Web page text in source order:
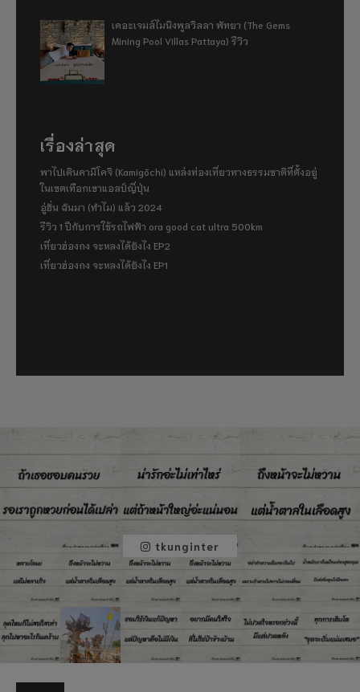
เดอะเจมส์ไมนิงพูลวิลลา พัทยา (The Gems
Mining Pool Villas Pattaya) รีวิว
เรื่องล่าสุด
พาไปเดินคามิโคจิ (Kamigōchi) แหล่งท่องเที่ยวทางธรรมชาติที่ตั้งอยู่
ในเขตเทือกเขาแอลป์ญี่ปุ่น
อู่ฮั่น ฉันมา (ทำไม) แล้ว 2024
รีวิว 1 ปีกับการใช้รถไฟฟ้า ora good cat ultra 500km
เที่ยวฮ่องกง จะหลงได้ยังไง EP2
เที่ยวฮ่องกง จะหลงได้ยังไง EP1
tkunginter